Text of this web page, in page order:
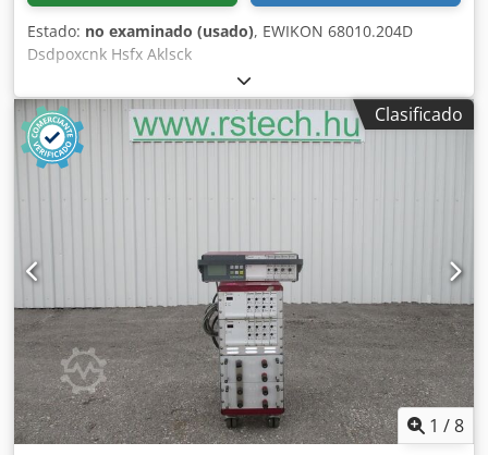
Estado: no examinado (usado), EWIKON 68010.204D
Dsdpoxcnk Hsfx Aklsck
Clasificado
1 /8